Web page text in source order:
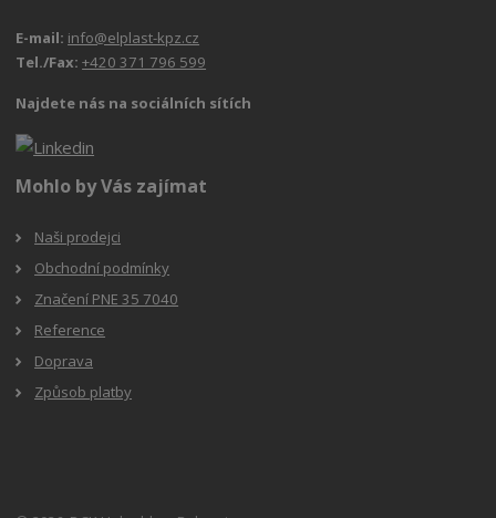
E-mail: info@elplast-kpz.cz
Tel./Fax:+420 371 796 599
Najdete nás na sociálních sítích
Mohlo by Vás zajímat
Naši prodejci
Obchodní podmínky
Značení PNE 35 7040
Reference
Doprava
Způsob platby